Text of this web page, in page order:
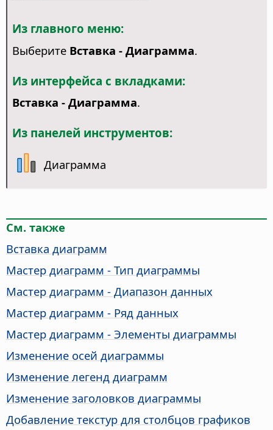
Из главного меню:
Выберите Вставка - Диаграмма.
Из интерфейса с вкладками:
Вставка - Диаграмма.
Из панелей инструментов:
Диаграмма
См. также
Вставка диаграмм
Мастер диаграмм - Тип диаграммы
Мастер диаграмм - Диапазон данных
Мастер диаграмм - Ряд данных
Мастер диаграмм - Элементы диаграммы
Изменение осей диаграммы
Изменение легенд диаграмм
Изменение заголовков диаграммы
Добавление текстур для столбцов графиков